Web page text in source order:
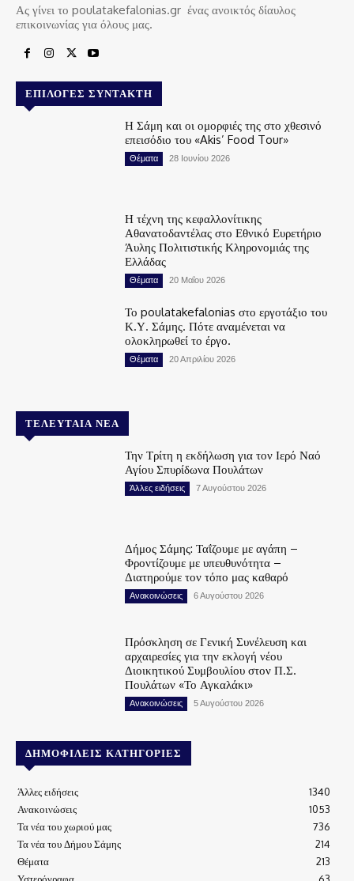
Ας γίνει το poulatakefalonias.gr ένας ανοικτός δίαυλος
επικοινωνίας για όλους μας.
ΕΠΙΛΟΓΈΣ ΣΥΝΤΆΚΤΗ
Η Σάμη και οι ομορφιές της στο χθεσινό
επεισόδιο του «Akis’ Food Tour»
Θέματα 28 Ιουνίου 2026
Η τέχνη της κεφαλλονίτικης
Αθανατοδαντέλας στο Εθνικό Ευρετήριο
Άυλης Πολιτιστικής Κληρονομιάς της
Ελλάδας
Θέματα 20 Μαΐου 2026
Το poulatakefalonias στο εργοτάξιο του
Κ.Υ. Σάμης. Πότε αναμένεται να
ολοκληρωθεί το έργο.
Θέματα 20 Απριλίου 2026
ΤΕΛΕΥΤΑΊΑ ΝΈΑ
Την Τρίτη η εκδήλωση για τον Ιερό Ναό
Αγίου Σπυρίδωνα Πουλάτων
Άλλες ειδήσεις 7 Αυγούστου 2026
Δήμος Σάμης: Ταΐζουμε με αγάπη –
Φροντίζουμε με υπευθυνότητα –
Διατηρούμε τον τόπο μας καθαρό
Ανακοινώσεις 6 Αυγούστου 2026
Πρόσκληση σε Γενική Συνέλευση και
αρχαιρεσίες για την εκλογή νέου
Διοικητικού Συμβουλίου στον Π.Σ.
Πουλάτων «Το Αγκαλάκι»
Ανακοινώσεις 5 Αυγούστου 2026
ΔΗΜΟΦΙΛΕΊΣ ΚΑΤΗΓΟΡΊΕΣ
Άλλες ειδήσεις
1340
Ανακοινώσεις
1053
Τα νέα του χωριού μας
736
Τα νέα του Δήμου Σάμης
214
Θέματα
213